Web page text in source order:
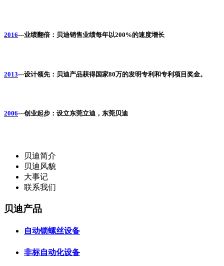
2016---业绩翻倍：贝迪销售业绩每年以200%的速度增长
2013---设计领先：贝迪产品获得国家80万的发明专利和专利项目奖金。
2006---创业起步：设立东莞立迪，东莞贝迪
贝迪简介
贝迪风貌
大事记
联系我们
贝迪产品
自动锁螺丝设备
非标自动化设备